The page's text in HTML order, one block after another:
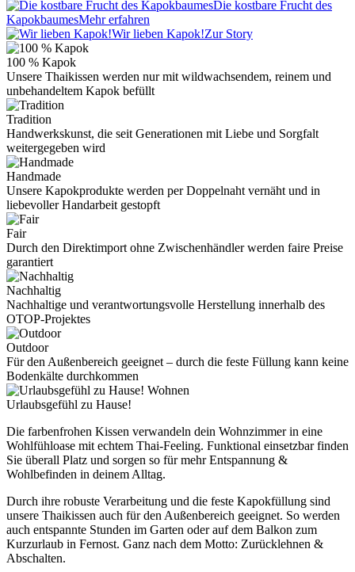
Die kostbare Frucht des
KapokbaumesMehr erfahren
Wir lieben Kapok!Zur Story
100 % Kapok
Unsere Thaikissen werden nur mit wildwachsendem, reinem und
unbehandeltem Kapok befüllt
Tradition
Handwerkskunst, die seit Generationen mit Liebe und Sorgfalt
weitergegeben wird
Handmade
Unsere Kapokprodukte werden per Doppelnaht vernäht und in
liebevoller Handarbeit gestopft
Fair
Durch den Direktimport ohne Zwischenhändler werden faire Preise
garantiert
Nachhaltig
Nachhaltige und verantwortungsvolle Herstellung innerhalb des
OTOP-Projektes
Outdoor
Für den Außenbereich geeignet – durch die feste Füllung kann keine
Bodenkälte durchkommen
Wohnen
Urlaubsgefühl zu Hause!
Die farbenfrohen Kissen verwandeln dein Wohnzimmer in eine
Wohlfühloase mit echtem Thai-Feeling. Funktional einsetzbar finden
Sie überall Platz und sorgen so für mehr Entspannung &
Wohlbefinden in deinem Alltag.
Durch ihre robuste Verarbeitung und die feste Kapokfüllung sind
unsere Thaikissen auch für den Außenbereich geeignet. So werden
auch entspannte Stunden im Garten oder auf dem Balkon zum
Kurzurlaub in Fernost. Ganz nach dem Motto: Zurücklehnen &
Abschalten.